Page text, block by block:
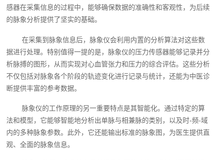
感器在采集信息的过程中，能够确保数据的准确性和客观性，为后续
的脉象分析提供了坚实的基础。
在采集到脉象信息后，脉象仪会利用内置的分析算法对这些数
据进行处理。特别值得一提的是，脉象仪的压力传感器能够记录并分
析脉搏的图形，从而实现对心血管张力和压力的综合评估。这些分析
不仅包括对脉象各个阶段的轨迹变化进行记录与统计，还能为中医诊
断提供丰富的参考数据。
脉象仪的工作原理的另一重要特点是其智能化。通过特定的算
法和模型，它能够智能地分析出单脉与相兼脉的类别，以及时-频-域
内的多种脉象参数。此外，它还能输出标准的脉象图，为医生提供直
观、全面的脉象信息。